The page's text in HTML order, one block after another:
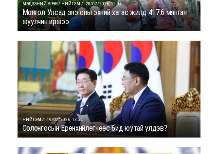
МЭДЭЭНИЙ ӨРӨӨ / НИЙГЭМ / 28/07/2026, 12:04
Монгол Улсад энэ оны эхний хагас жилд 417.6 мянган
жуулчин иржээ
НИЙГЭМ / 19/07/2026, 13:54
Солонгосын Ерөнхийлөгчөөс бид юутай үлдэв?